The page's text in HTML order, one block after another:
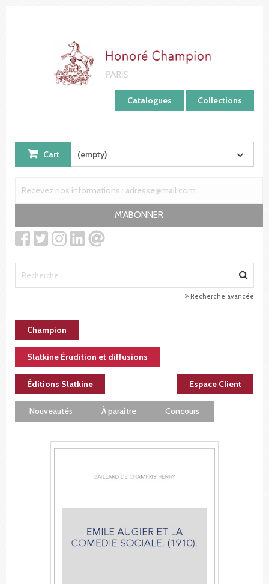
Catalogues Collections
Cart (empty)
M'ABONNER
Recherche avancée
Champion
Slatkine Érudition et diffusions
Éditions Slatkine Espace Client
Nouveautés À paraître Concours